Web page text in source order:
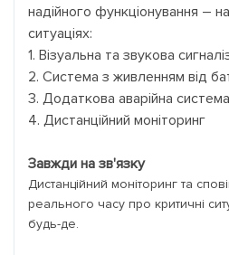
надійного функціонування –
ситуаціях:
1. Візуальна та звукова
2. Система з живленням від
3. Додаткова аварійна
4. Дистанційний моніторинг
Завжди на зв'язку
Дистанційний моніторинг та
реального часу про критичні
будь-де.